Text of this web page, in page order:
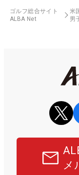
ゴルフ総合サイト
ALBA Net
米
男
メ